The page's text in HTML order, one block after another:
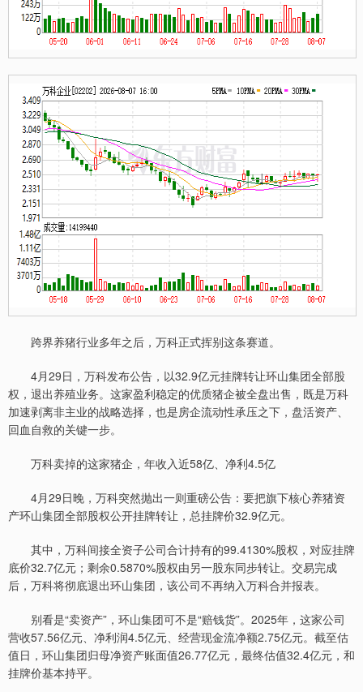
跨界养猪行业多年之后，万科正式挥别这条赛道。
4月29日，万科发布公告，以32.9亿元挂牌转让环山集团全部股
权，退出养殖业务。这家盈利稳定的优质猪企被全盘出售，既是万科
加速剥离非主业的战略选择，也是房企流动性承压之下，盘活资产、
回血自救的关键一步。
万科卖掉的这家猪企，年收入近58亿、净利4.5亿
4月29日晚，万科突然抛出一则重磅公告：要把旗下核心养猪资
产环山集团全部股权公开挂牌转让，总挂牌价32.9亿元。
其中，万科间接全资子公司合计持有的99.4130%股权，对应挂牌
底价32.7亿元；剩余0.5870%股权由另一股东同步转让。交易完成
后，万科将彻底退出环山集团，该公司不再纳入万科合并报表。
别看是“卖资产”，环山集团可不是“赔钱货”。2025年，这家公司
营收57.56亿元、净利润4.5亿元、经营现金流净额2.75亿元。截至估
值日，环山集团归母净资产账面值26.77亿元，最终估值32.4亿元，和
挂牌价基本持平。